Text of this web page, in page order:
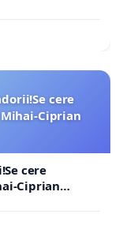
cere
Ciprian
cere
Ciprian